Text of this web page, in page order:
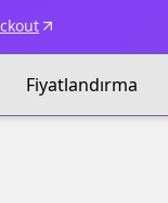
Fiyatlandırma